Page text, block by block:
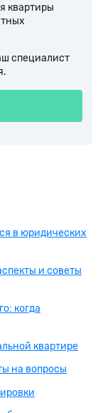
квартиры
специалист
в юридических
и советы
когда
квартире
на вопросы